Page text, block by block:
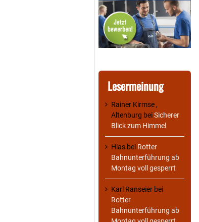
Lesermeinung
Rainer Kirmse ,
Altenburg beiSicherer
Blick zum Himmel
Hias bei Rotter
Bahnunterführung ab
Montag voll gesperrt
Karl Ranseier bei
Rotter
Bahnunterführung ab